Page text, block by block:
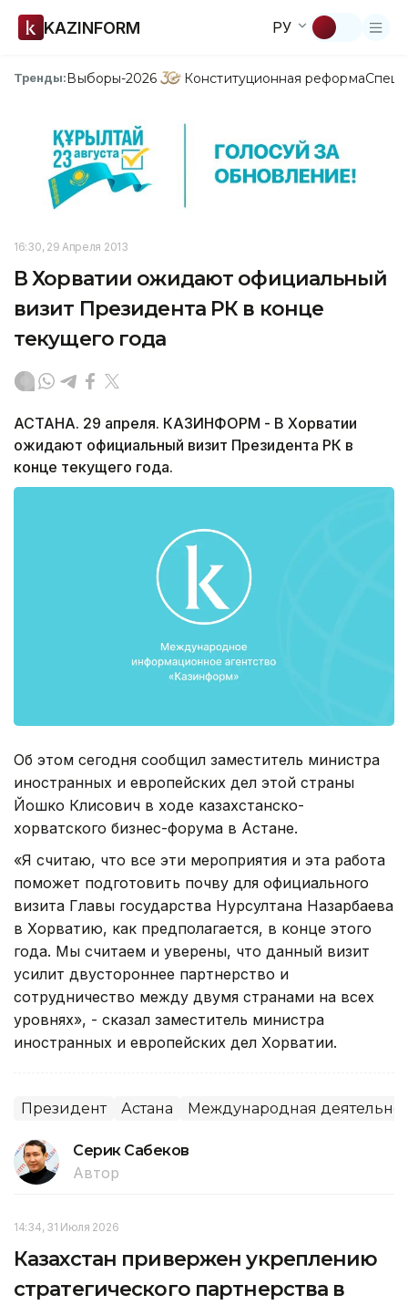
KAZINFORM РУ
Тренды:Выборы-2026 Конституционная реформа
16:30, 29 Апреля 2013
В Хорватии ожидают официальный
визит Президента РК в конце
текущего года
АСТАНА. 29 апреля. КАЗИНФОРМ - В Хорватии
ожидают официальный визит Президента РК в
конце текущего года.
Об этом сегодня сообщил заместитель министра
иностранных и европейских дел этой страны
Йошко Клисович в ходе казахстанско-
хорватского бизнес-форума в Астане.
«Я считаю, что все эти мероприятия и эта работа
поможет подготовить почву для официального
визита Главы государства Нурсултана Назарбаева
в Хорватию, как предполагается, в конце этого
года. Мы считаем и уверены, что данный визит
усилит двустороннее партнерство и
сотрудничество между двумя странами на всех
уровнях», - сказал заместитель министра
иностранных и европейских дел Хорватии.
Президент Астана Международная
Серик Сабеков
Автор
14:34, 31 Июля 2026
Казахстан привержен укреплению
стратегического партнерства в